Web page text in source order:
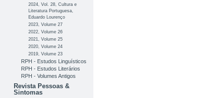
2024, Vol. 28, Cultura e
Literatura Portuguesa,
Eduardo Lourenço
2023, Volume 27
2022, Volume 26
2021, Volume 25
2020, Volume 24
2019, Volume 23
RPH - Estudos Linguísticos
RPH - Estudos Literários
RPH - Volumes Antigos
Revista Pessoas &
Sintomas